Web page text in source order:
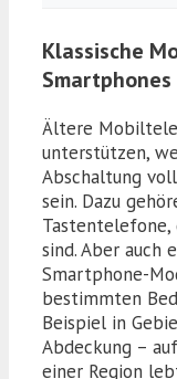
Klassische
Smartphones
Ältere
unterstützen,
Abschaltung
sein. Dazu
Tastentelefone,
sind. Aber auch
Smartphone-
bestimmten
Beispiel in
Abdeckung –
einer Region